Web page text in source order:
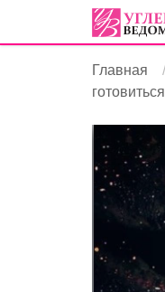
Главная
готовиться